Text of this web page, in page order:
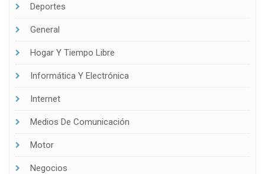
Deportes
General
Hogar Y Tiempo Libre
Informática Y Electrónica
Internet
Medios De Comunicación
Motor
Negocios